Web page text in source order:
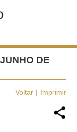
DE
Voltar Imprimir